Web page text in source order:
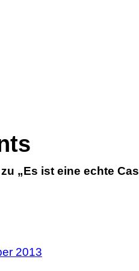
„Es ist eine echte
2013